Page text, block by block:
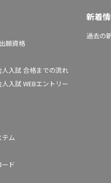
願資格
入試 合格までの流れ
入試 WEBエントリー
ム
ド
新着
過去の